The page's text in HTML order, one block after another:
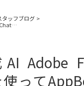
タッフブログ>
画像生成AI Adobe FireflyとChatGPTを使ってAppBookのダミー名簿で使う顔写真を作ってみました
Adobe
使って